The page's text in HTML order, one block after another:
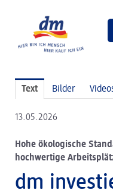
Pressebilder
dm Geschäftsführung
dm Markt
Text Bilder
13.05.2026
Hohe ökologische
hochwertige
dm